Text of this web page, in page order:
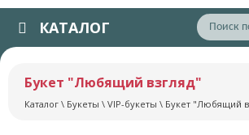
КАТАЛОГ
Букет "Любящий взгляд"
Каталог \ Букеты \ VIP-букеты \ Букет "Любящий